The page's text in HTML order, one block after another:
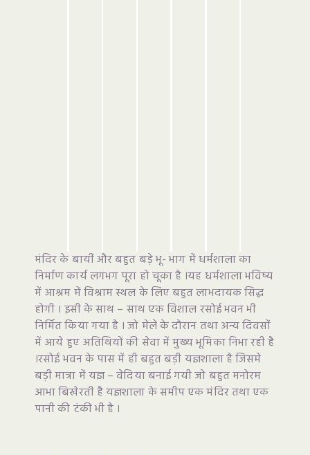
मंदिर के बायीं और बहुत बड़े भू- भाग में धर्मशाला का
निर्माण कार्य लगभग पूरा हो चूका है ।यह धर्मशाला भविष्य
में आश्रम में विश्राम स्थल के लिए बहुत लाभदायक सिद्ध
होगी । इसी के साथ – साथ एक विशाल रसोई भवन भी
निर्मित किया गया है । जो मेले के दौरान तथा अन्य दिवसों
में आये हुए अतिथियों की सेवा में मुख्य भूमिका निभा रही है
।रसोई भवन के पास में ही बहुत बड़ी यज्ञशाला है जिसमे
बड़ी मात्रा में यज्ञ – वेदिया बनाई गयी जो बहुत मनोरम
आभा बिखेरती है यज्ञशाला के समीप एक मंदिर तथा एक
पानी की टंकी भी है ।